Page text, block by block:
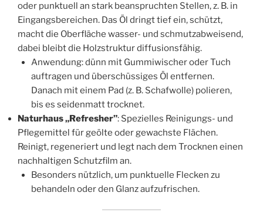
oder punktuell an stark beanspruchten Stellen, z. B. in
Eingangsbereichen. Das Öl dringt tief ein, schützt,
macht die Oberfläche wasser- und schmutzabweisend,
dabei bleibt die Holzstruktur diffusionsfähig.
Anwendung: dünn mit Gummiwischer oder Tuch
auftragen und überschüssiges Öl entfernen.
Danach mit einem Pad (z. B. Schafwolle) polieren,
bis es seidenmatt trocknet.
Naturhaus „Refresher”: Spezielles Reinigungs- und
Pflegemittel für geölte oder gewachste Flächen.
Reinigt, regeneriert und legt nach dem Trocknen einen
nachhaltigen Schutzfilm an.
Besonders nützlich, um punktuelle Flecken zu
behandeln oder den Glanz aufzufrischen.